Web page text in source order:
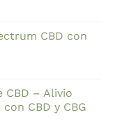
CBD con
CBD – Alivio
CBD y CBG